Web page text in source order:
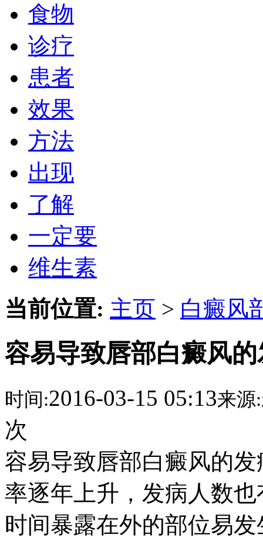
食物
诊疗
患者
效果
方法
出现
了解
一定要
维生素
当前位置: 主页 > 白癜风
容易导致唇部白癜风
时间:2016-03-15 05:13来源:
次
容易导致唇部白癜风的
率逐年上升，发病人数
时间暴露在外的部位易